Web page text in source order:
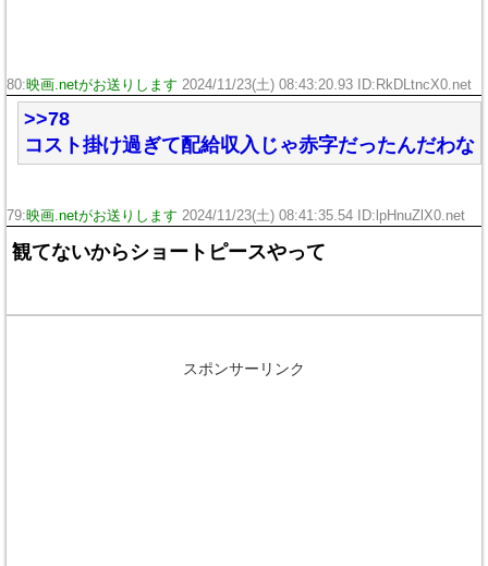
80:映画.netがお送りします 2024/11/23(土) 08:43:20.93 ID:RkDLtncX0.net
>>78
コスト掛け過ぎて配給収入じゃ赤字だったんだわな
79:映画.netがお送りします 2024/11/23(土) 08:41:35.54 ID:lpHnuZlX0.net
観てないからショートピースやって
スポンサーリンク